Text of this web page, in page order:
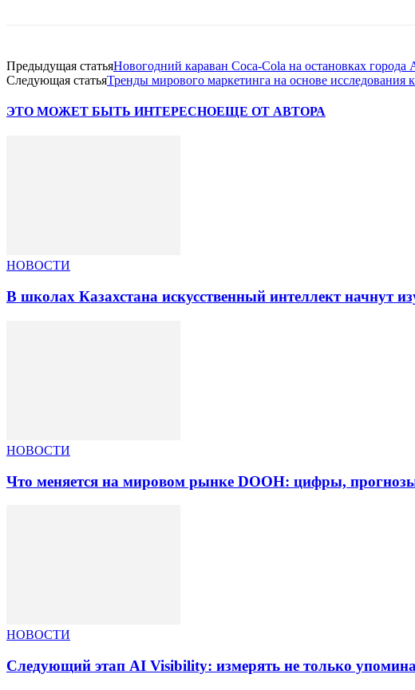
Предыдущая статьяНовогодний караван Coca-Cola на остановках города
Следующая статьяТренды мирового маркетинга на основе
ЭТО МОЖЕТ БЫТЬ ИНТЕРЕСНОЕЩЕ ОТ АВТОРА
НОВОСТИ
В школах Казахстана искусственный интеллект начнут
НОВОСТИ
Что меняется на мировом рынке DOOH: цифры,
НОВОСТИ
Следующий этап AI Visibility: измерять не только